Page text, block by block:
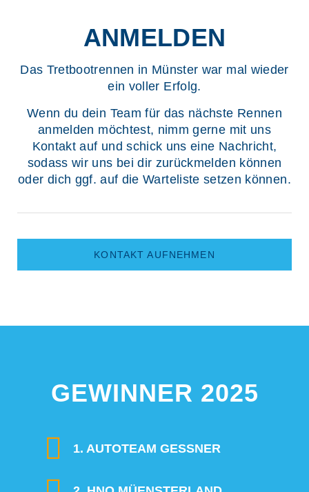
ANMELDEN
Das Tretbootrennen in Münster war mal wieder
ein voller Erfolg.
Wenn du dein Team für das nächste Rennen
anmelden möchtest, nimm gerne mit uns
Kontakt auf und schick uns eine Nachricht,
sodass wir uns bei dir zurückmelden können
oder dich ggf. auf die Warteliste setzen können.
KONTAKT AUFNEHMEN
GEWINNER 2025
1. AUTOTEAM GESSNER